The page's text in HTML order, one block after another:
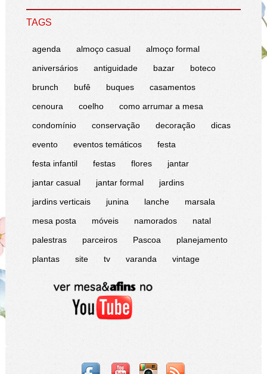
TAGS
agenda almoço casual
almoço formal
aniversários
antiguidade bazar
boteco
brunch
bufê buques
casamentos
cenoura
coelho
como arrumar a mesa
condomínio
conservação decoração
dicas
evento
eventos temáticos
festa
festa infantil
festas flores
jantar
jantar casual
jantar formal
jardins
jardins verticais
junina lanche
marsala
mesa posta
móveis namorados
natal
palestras
parceiros Pascoa
planejamento
plantas
site tv varanda vintage